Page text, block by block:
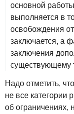
основной
выполняется в
освобождения
заключается, а
заключения
существующему
Надо отметить,
не все категории
об ограничениях,